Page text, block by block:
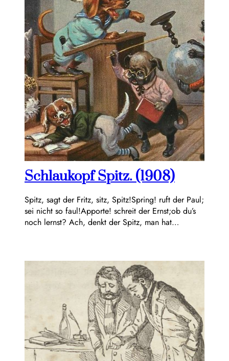
Schlaukopf Spitz. (1908)
Spitz, sagt der Fritz, sitz, Spitz!Spring! ruft der Paul;
sei nicht so faul!Apporte! schreit der Ernst;ob du’s
noch lernst? Ach, denkt der Spitz, man hat…